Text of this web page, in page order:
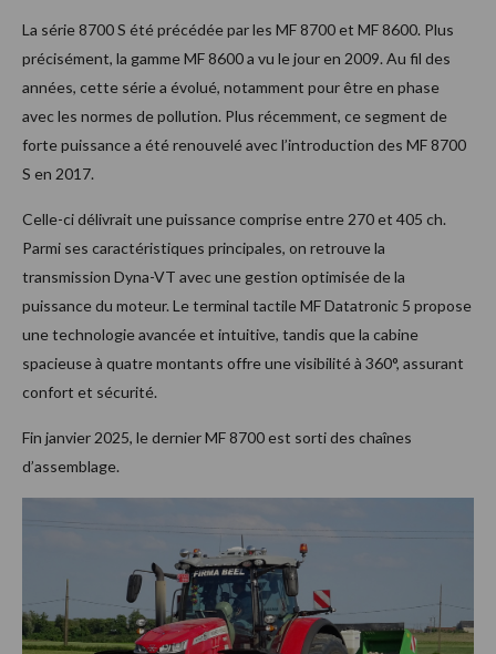
La série 8700 S été précédée par les MF 8700 et MF 8600. Plus
précisément, la gamme MF 8600 a vu le jour en 2009. Au fil des
années, cette série a évolué, notamment pour être en phase
avec les normes de pollution. Plus récemment, ce segment de
forte puissance a été renouvelé avec l’introduction des MF 8700
S en 2017.
Celle-ci délivrait une puissance comprise entre 270 et 405 ch.
Parmi ses caractéristiques principales, on retrouve la
transmission Dyna-VT avec une gestion optimisée de la
puissance du moteur. Le terminal tactile MF Datatronic 5 propose
une technologie avancée et intuitive, tandis que la cabine
spacieuse à quatre montants offre une visibilité à 360°, assurant
confort et sécurité.
Fin janvier 2025, le dernier MF 8700 est sorti des chaînes
d’assemblage.